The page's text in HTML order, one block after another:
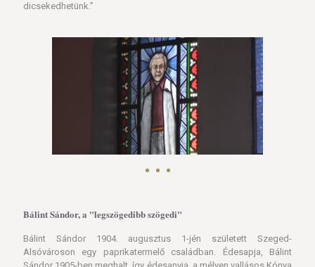
dicsekedhetünk.”
Bálint Sándor, a "legszögedibb szögedi"
Bálint Sándor 1904. augusztus 1-jén született Szeged-
Alsóvároson egy paprikatermelő családban. Édesapja, Bálint